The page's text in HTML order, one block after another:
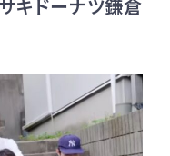
サキドーナツ鎌倉